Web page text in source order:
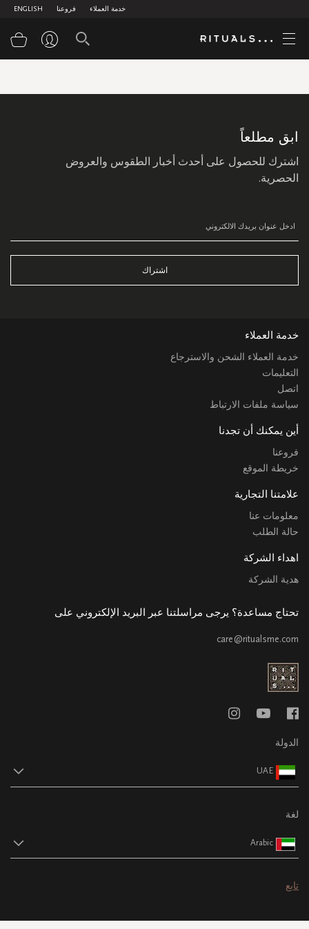
ENGLISH فروعنا خدمة العملاء
ابق مطلعاً
اشترك للحصول على أحدث أخبار الطقوس والعروض
الحصرية.
اشتراك
خدمة العملاء
خدمة العملاء الشحن والاسترجاع
التعليمات
اتصل
سياسة ملفات الارتباط
أين يمكنك أن تجدنا
فروعنا
خريطة الموقع
علامتنا التجارية
معلومات عنا
حالة الطلب
اهداء الشركة
هدية الشركة
تحتاج مساعدة؟ يرجى مراسلتنا عبر البريد الإلكتروني على
care@ritualsme.com
الدولة
UAE
لغة
Arabic
تابع